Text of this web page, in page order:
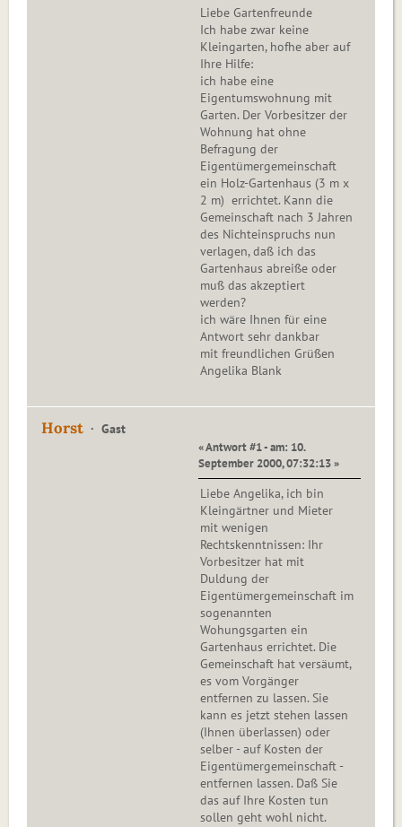
Liebe Gartenfreunde
Ich habe zwar keine
Kleingarten, hofhe aber auf
Ihre Hilfe:
ich habe eine
Eigentumswohnung mit
Garten. Der Vorbesitzer der
Wohnung hat ohne
Befragung der
Eigentümergemeinschaft
ein Holz-Gartenhaus (3 m x
2 m) errichtet. Kann die
Gemeinschaft nach 3 Jahren
des Nichteinspruchs nun
verlagen, daß ich das
Gartenhaus abreiße oder
muß das akzeptiert
werden?
ich wäre Ihnen für eine
Antwort sehr dankbar
mit freundlichen Grüßen
Angelika Blank
Horst Gast
« Antwort #1 - am: 10.
September 2000, 07:32:13 »
Liebe Angelika, ich bin
Kleingärtner und Mieter
mit wenigen
Rechtskenntnissen: Ihr
Vorbesitzer hat mit
Duldung der
Eigentümergemeinschaft im
sogenannten
Wohungsgarten ein
Gartenhaus errichtet. Die
Gemeinschaft hat versäumt,
es vom Vorgänger
entfernen zu lassen. Sie
kann es jetzt stehen lassen
(Ihnen überlassen) oder
selber - auf Kosten der
Eigentümergemeinschaft -
entfernen lassen. Daß Sie
das auf Ihre Kosten tun
sollen geht wohl nicht.